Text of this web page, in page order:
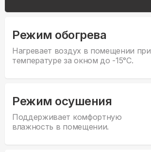
Режим обогрева
Нагревает воздух в помещении при
температуре за окном до -15°С.
Режим осушения
Поддерживает комфортную
влажность в помещении.